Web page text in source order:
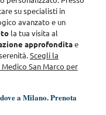
su specialisti in
avanzato e un
la tua visita al
approfonditae
Scegli la
San Marco per
a Milano. Prenota